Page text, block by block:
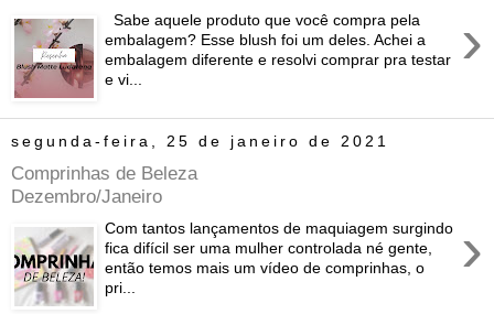
›
Sabe aquele produto que você compra pela
embalagem? Esse blush foi um deles. Achei a
embalagem diferente e resolvi comprar pra testar
e vi...
segunda-feira, 25 de janeiro de 2021
Comprinhas de Beleza
Dezembro/Janeiro
›
Com tantos lançamentos de maquiagem surgindo
fica difícil ser uma mulher controlada né gente,
então temos mais um vídeo de comprinhas, o
pri...